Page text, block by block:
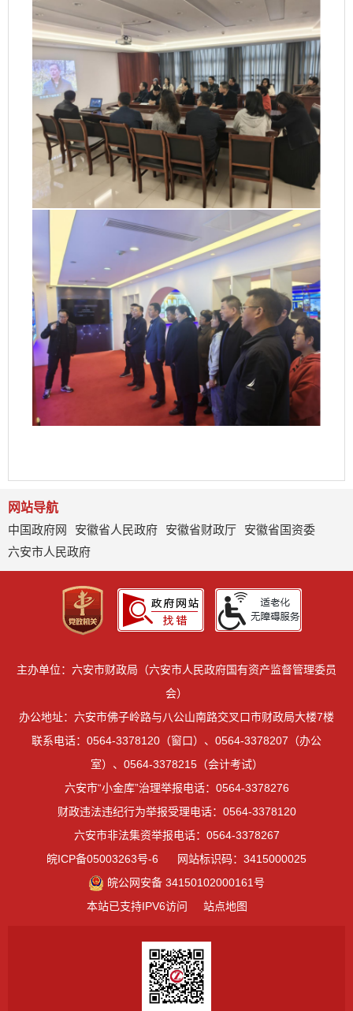
网站导航
中国政府网
安徽省人民政府 安徽省财政厅
安徽省国资委
六安市人民政府
主办单位：六安市财政局（六安市人民政府国有资产监督管理委员
会）
办公地址：六安市佛子岭路与八公山南路交叉口市财政局大楼7楼
联系电话：0564-3378120（窗口）、0564-3378207（办公
室）、0564-3378215（会计考试）
六安市“小金库”治理举报电话：0564-3378276
财政违法违纪行为举报受理电话：0564-3378120
六安市非法集资举报电话：0564-3378267
皖ICP备05003263号-6
网站标识码：3415000025
皖公网安备 34150102000161号
本站已支持IPV6访问
站点地图